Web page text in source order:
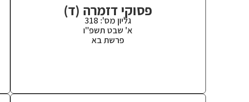
פסוקי דזמרה (ד)
גליון מס': 318
א' שבט תשפ"ו
פרשת בא